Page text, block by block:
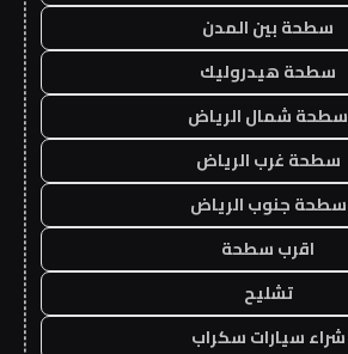
سطحة بين المدن
سطحة هيدروليك
سطحة شمال الرياض
سطحة غرب الرياض
سطحة جنوب الرياض
اقرب سطحة
تشليح
شراء سيارات سكراب